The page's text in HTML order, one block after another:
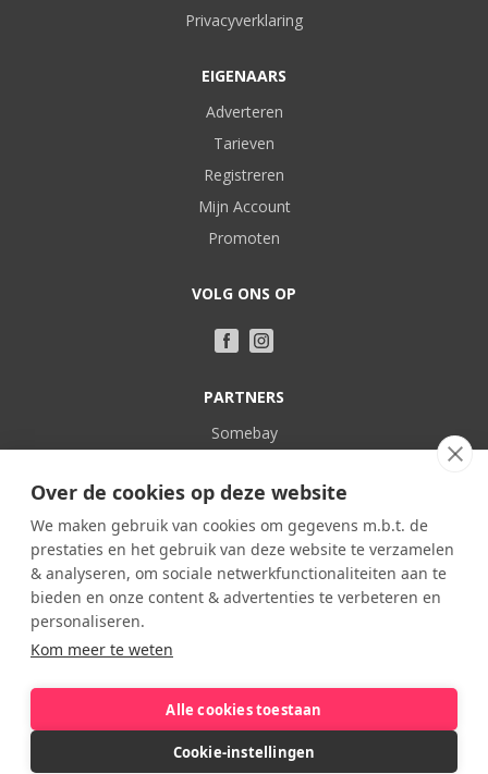
Over de cookies op deze website
We maken gebruik van cookies om gegevens m.b.t. de
prestaties en het gebruik van deze website te verzamelen
& analyseren, om sociale netwerkfunctionaliteiten aan te
bieden en onze content & advertenties te verbeteren en
personaliseren.
Kom meer te weten
Alle cookies toestaan
Cookie-instellingen
Privacyverklaring
EIGENAARS
Adverteren
Tarieven
Registreren
Mijn Account
Promoten
VOLG ONS OP
PARTNERS
Somebay
POPULAIR
Frankrijk
Spanje